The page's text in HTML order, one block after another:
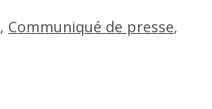
, Communiqué de presse,